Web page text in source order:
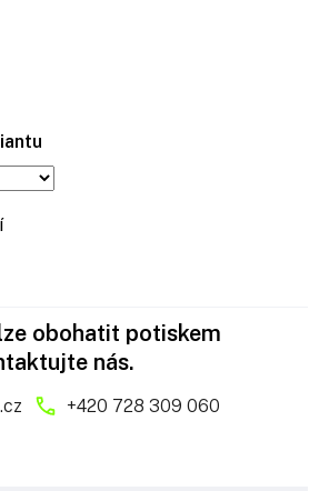
obohatit potiskem
nás.
+420 728 309 060